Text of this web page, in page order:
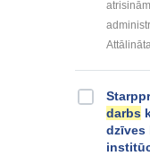
darbs
dzīves